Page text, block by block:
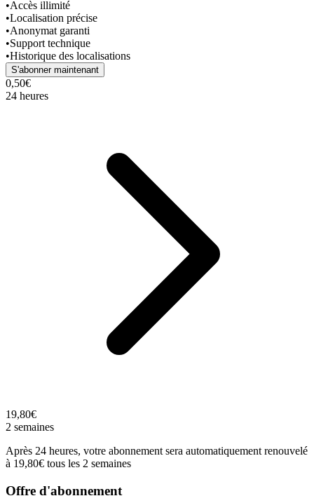
•Accès illimité
•Localisation précise
•Anonymat garanti
•Support technique
•Historique des localisations
S'abonner maintenant
0,50€
24 heures
19,80€
2 semaines
Après 24 heures, votre abonnement sera automatiquement renouvelé
à 19,80€ tous les 2 semaines
Offre d'abonnement